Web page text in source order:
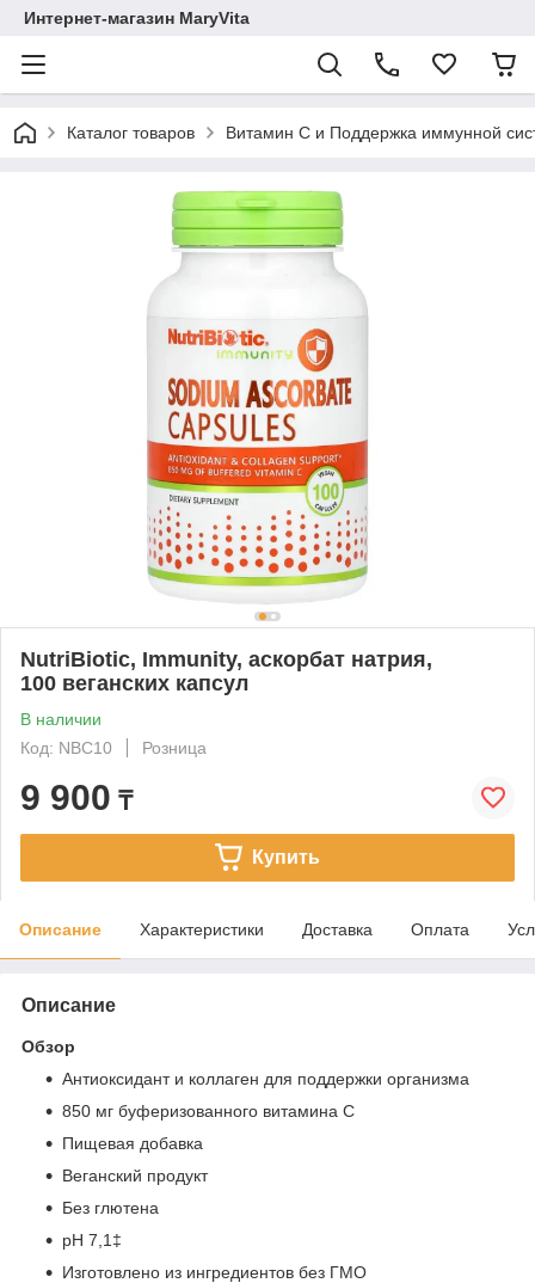
Интернет-магазин MaryVita
Каталог товаров Витамин С и Поддержка иммунной
NutriBiotic, Immunity, аскорбат натрия,
100 веганских капсул
В наличии
Код: NBC10
Розница
9 900 ₸
Купить
Описание Характеристики Доставка Оплата
Описание
Обзор
Антиоксидант и коллаген для поддержки организма
850 мг буферизованного витамина C
Пищевая добавка
Веганский продукт
Без глютена
pH 7,1‡
Изготовлено из ингредиентов без ГМО